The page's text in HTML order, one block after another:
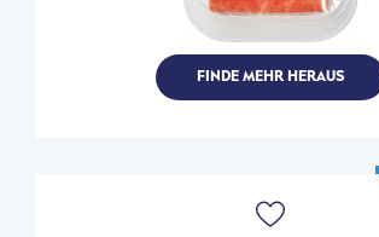
FINDE MEHR HERAUS